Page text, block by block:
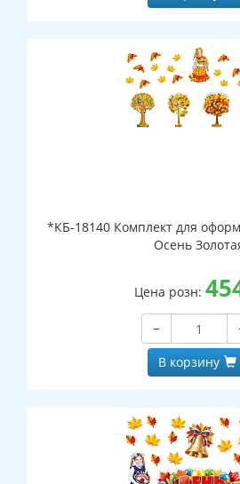
*КБ-18140 Комплект для
Осень
Цена розн:
−
В корзину